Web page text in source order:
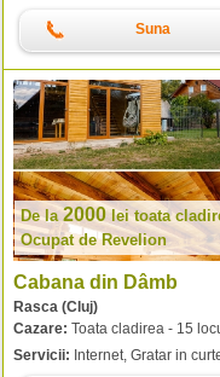
Suna
De la2000leitoata
Ocupat de Revelion
Cabana din Dâmb
Rasca (Cluj)
Cazare: Toata cladirea - 15
Servicii: Internet, Gratar in